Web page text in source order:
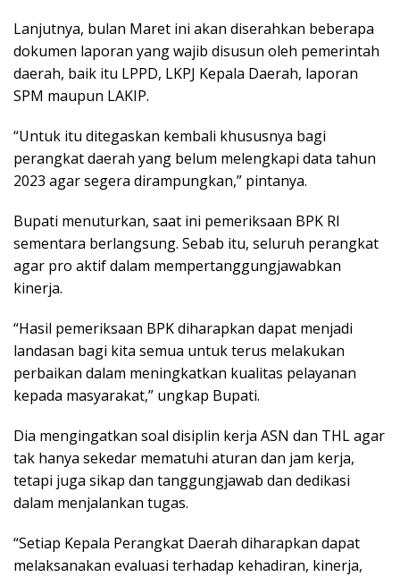
Lanjutnya, bulan Maret ini akan diserahkan beberapa
dokumen laporan yang wajib disusun oleh pemerintah
daerah, baik itu LPPD, LKPJ Kepala Daerah, laporan
SPM maupun LAKIP.
“Untuk itu ditegaskan kembali khususnya bagi
perangkat daerah yang belum melengkapi data tahun
2023 agar segera dirampungkan,” pintanya.
Bupati menuturkan, saat ini pemeriksaan BPK RI
sementara berlangsung. Sebab itu, seluruh perangkat
agar pro aktif dalam mempertanggungjawabkan
kinerja.
“Hasil pemeriksaan BPK diharapkan dapat menjadi
landasan bagi kita semua untuk terus melakukan
perbaikan dalam meningkatkan kualitas pelayanan
kepada masyarakat,” ungkap Bupati.
Dia mengingatkan soal disiplin kerja ASN dan THL agar
tak hanya sekedar mematuhi aturan dan jam kerja,
tetapi juga sikap dan tanggungjawab dan dedikasi
dalam menjalankan tugas.
“Setiap Kepala Perangkat Daerah diharapkan dapat
melaksanakan evaluasi terhadap kehadiran, kinerja,